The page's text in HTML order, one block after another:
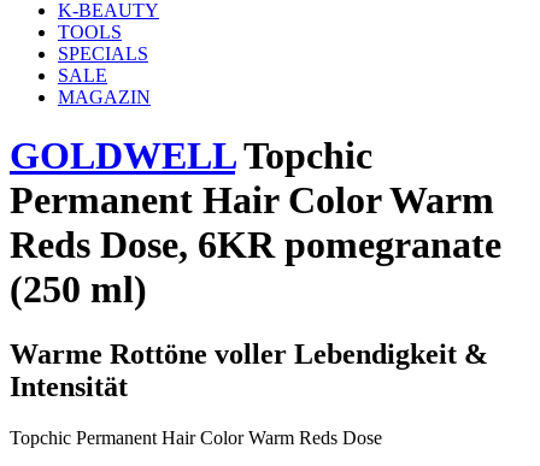
K-BEAUTY
TOOLS
SPECIALS
SALE
MAGAZIN
GOLDWELLTopchic
Permanent Hair Color Warm
Reds Dose, 6KR pomegranate
(250 ml)
Warme Rottöne voller Lebendigkeit &
Intensität
Topchic Permanent Hair Color Warm Reds Dose